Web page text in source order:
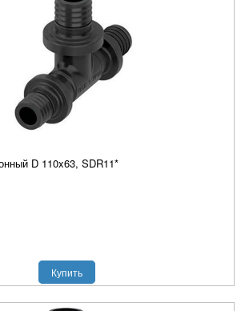
D 110x63, SDR11*
Купить